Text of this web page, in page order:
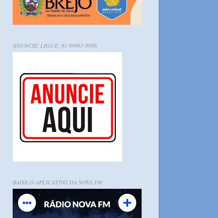
ANUNCIE, LIGUE; 81 99963-8966
BAIXE O APLICATIVO DA NOVA FM